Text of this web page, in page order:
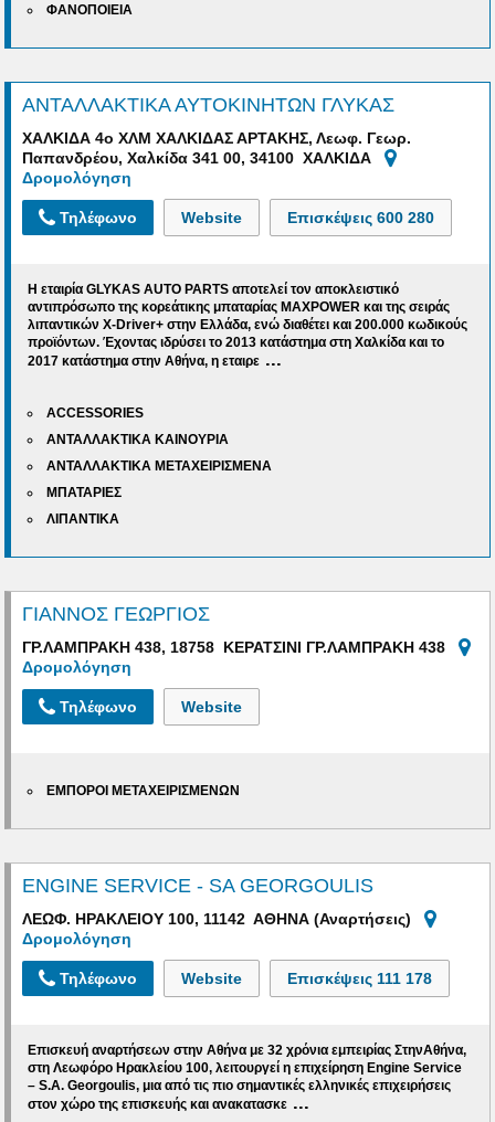
ΦΑΝΟΠΟΙΕΙΑ
ΑΝΤΑΛΛΑΚΤΙΚΑ ΑΥΤΟΚΙΝΗΤΩΝ ΓΛΥΚΑΣ
ΧΑΛΚΙΔΑ 4ο ΧΛΜ ΧΑΛΚΙΔΑΣ ΑΡΤΑΚΗΣ, Λεωφ. Γεωρ.
Παπανδρέου, Χαλκίδα 341 00, 34100 ΧΑΛΚΙΔΑ
Δρομολόγηση
Τηλέφωνο Website Επισκέψεις600 280
Η εταιρία GLYKAS AUTO PARTSαποτελεί τον αποκλειστικό
αντιπρόσωπο της κορεάτικης μπαταρίας MAXPOWER και της σειράς
λιπαντικών X-Driver+ στην Ελλάδα, ενώ διαθέτει και 200.000 κωδικούς
προϊόντων. Έχοντας ιδρύσει το 2013 κατάστημα στη Χαλκίδα και το
2017 κατάστημα στην Αθήνα, η εταιρε ...
ACCESSORIES
ΑΝΤΑΛΛΑΚΤΙΚΑ ΚΑΙΝΟΥΡΙΑ
ΑΝΤΑΛΛΑΚΤΙΚΑ ΜΕΤΑΧΕΙΡΙΣΜΕΝΑ
ΜΠΑΤΑΡΙΕΣ
ΛΙΠΑΝΤΙΚΑ
ΓΙΑΝΝΟΣ ΓΕΩΡΓΙΟΣ
ΓΡ.ΛΑΜΠΡΑΚΗ 438, 18758 ΚΕΡΑΤΣΙΝΙ ΓΡ.ΛΑΜΠΡΑΚΗ 438
Δρομολόγηση
Τηλέφωνο Website
ΕΜΠΟΡΟΙ ΜΕΤΑΧΕΙΡΙΣΜΕΝΩΝ
ENGINE SERVICE - SA GEORGOULIS
ΛΕΩΦ. ΗΡΑΚΛΕΙΟΥ 100, 11142 ΑΘΗΝΑ (Αναρτήσεις)
Δρομολόγηση
Τηλέφωνο Website Επισκέψεις 111 178
Επισκευή αναρτήσεων στην Αθήνα με 32 χρόνια εμπειρίας ΣτηνΑθήνα,
στηΛεωφόρο Ηρακλείου 100, λειτουργεί η επιχείρησηEngine Service
– S.A. Georgoulis, μια από τις πιο σημαντικές ελληνικές επιχειρήσεις
στον χώρο τηςεπισκευής και ανακατασκε ...